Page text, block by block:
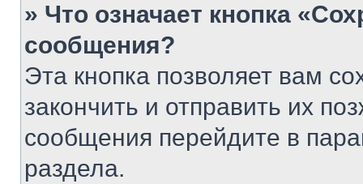
» Что означает кнопка
сообщения?
Эта кнопка позволяет вам
закончить и отправить их
сообщения перейдите в
раздела.